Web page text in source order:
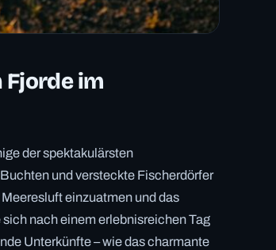
im
der spektakulärsten
und versteckte Fischerdörfer
einzuatmen und das
nach einem erlebnisreichen Tag
Unterkünfte – wie das charmante